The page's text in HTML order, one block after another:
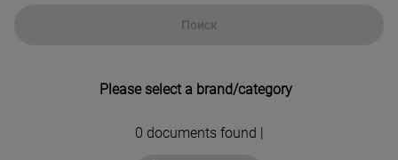
Поиск
Please select a brand/category
0 documents found |